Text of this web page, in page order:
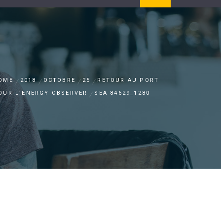
2018 OCTOBRE 25
RETOUR AU PORT
L’ENERGY OBSERVER
SEA-84629_1280